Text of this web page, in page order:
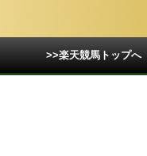
>>楽天競馬トップへ